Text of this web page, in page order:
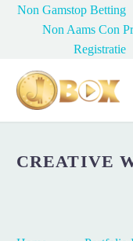
Non Gamstop Betting
Non Aams Con
Registratie
CREATIVE